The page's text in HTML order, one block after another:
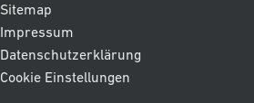
Sitemap
Impressum
Datenschutzerklärung
Cookie Einstellungen